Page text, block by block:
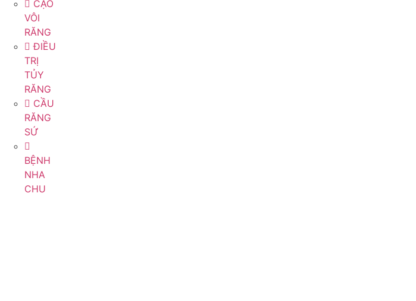
CẠO
VÔI
RĂNG
ĐIỀU
TRỊ
TỦY
RĂNG
CẦU
RĂNG
SỨ
BỆNH
NHA
CHU